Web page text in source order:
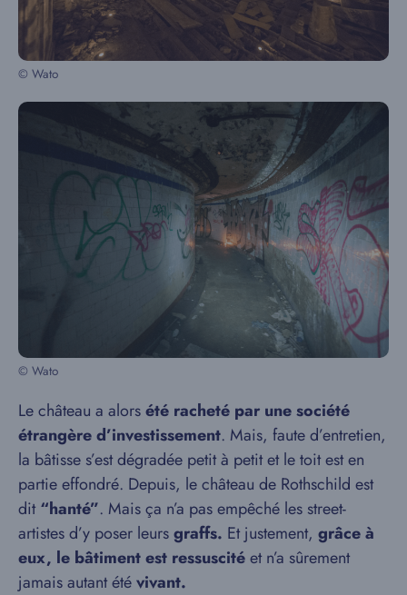
© Wato
© Wato
Le château a alorsété racheté par une société
étrangère d’investissement. Mais, faute d’entretien,
la bâtisse s’est dégradée petit à petit et le toit est en
partie effondré. Depuis, le château de Rothschild est
dit“hanté”. Mais ça n’a pas empêché les street-
artistes d’y poser leursgraffs. Et justement, grâce à
eux, le bâtiment est ressuscitéet n’a sûrement
jamais autant étévivant.